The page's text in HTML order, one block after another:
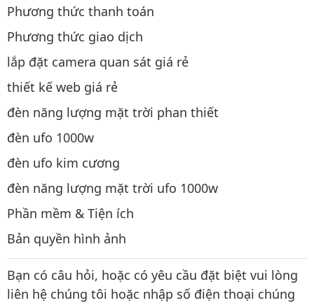
Phương thức thanh toán
Phương thức giao dịch
lắp đặt camera quan sát giá rẻ
thiết kế web giá rẻ
đèn năng lượng mặt trời phan thiết
đèn ufo 1000w
đèn ufo kim cương
đèn năng lượng mặt trời ufo 1000w
Phần mềm & Tiện ích
Bản quyền hình ảnh
Bạn có câu hỏi, hoặc có yêu cầu đặt biệt vui lòng
liên hệ chúng tôi hoặc nhập số điện thoại chúng